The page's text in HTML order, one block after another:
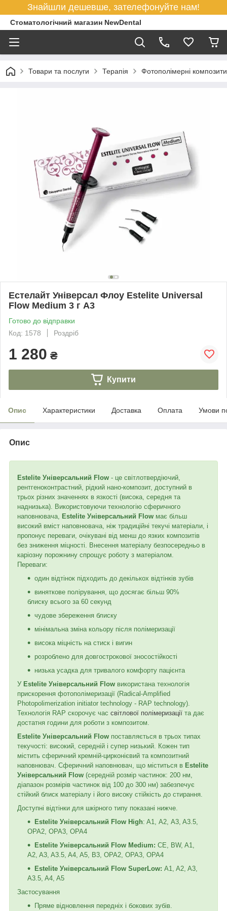
Знайшли дешевше, зателефонуйте нам!
Стоматологічний магазин NewDental
Товари та послуги Терапія Фотополімерні композити
Естелайт Універсал Флоу Estelite Universal
Flow Medium 3 г A3
Готово до відправки
Код: 1578
Роздріб
1 280 ₴
Купити
Опис Характеристики Доставка Оплата Умови
Опис
Еstelite Універсальний Flow - це світлотвердіючий,
рентгеноконтрастний, рідкий нано-композит, доступний в
трьох різних значеннях в язкості (висока, середня та
наднизька). Використовуючи технологію сферичного
наповнювача,
Estelite Універсальний Flow має більш
високий вміст наповнювача, ніж традиційні текучі матеріали, і
пропонує переваги, очікувані від менш до язких композитів
без зниження міцності. Внесення матеріалу безпосередньо в
каріозну порожнину спрощує роботу з матеріалом.
Переваги:
один відтінок підходить до декількох відтінків зубів
виняткове полірування, що досягає більш 90%
блиску всього за 60 секунд
чудове збереження блиску
мінімальна зміна кольору після полімеризації
висока міцність на стиск і вигин
розроблено для довгострокової зносостійкості
низька усадка для тривалого комфорту пацієнта
У Estelite Універсальний Flow використана технологія
прискорення фотополімеризації (Radical-Amplified
Photopolimerization initiator technology - RAP technology).
Технологія RAP скорочує час світлової полімеризації та дає
достатня години для роботи з композитом.
Estelite Універсальний Flow поставляється в трьох типах
текучості: високий, середній і супер низький. Кожен тип
містить сферичний кремній-цирконієвий та композитний
наповнювач. Сферичний наповнювач, що міститься в Estelite
Універсальний Flow (середній розмір частинок: 200 нм,
діапазон розмірів частинок від 100 до 300 нм) забезпечує
стійкий блиск матеріалу і його високу стійкість до стирання.
Доступні відтінки для шкірного типу показані нижче.
Estelite Універсальний Flow High: A1, А2, A3, A3.5,
OPA2, OPA3, OPA4
Estelite Універсальний Flow Medium: CE, BW, A1,
A2, A3, A3.5, A4, A5, B3, OPA2, OPA3, OPA4
Estelite Універсальний Flow SuperLow: A1, A2, A3,
A3.5, A4, A5
Застосування
Пряме відновлення передніх і бокових зубів.